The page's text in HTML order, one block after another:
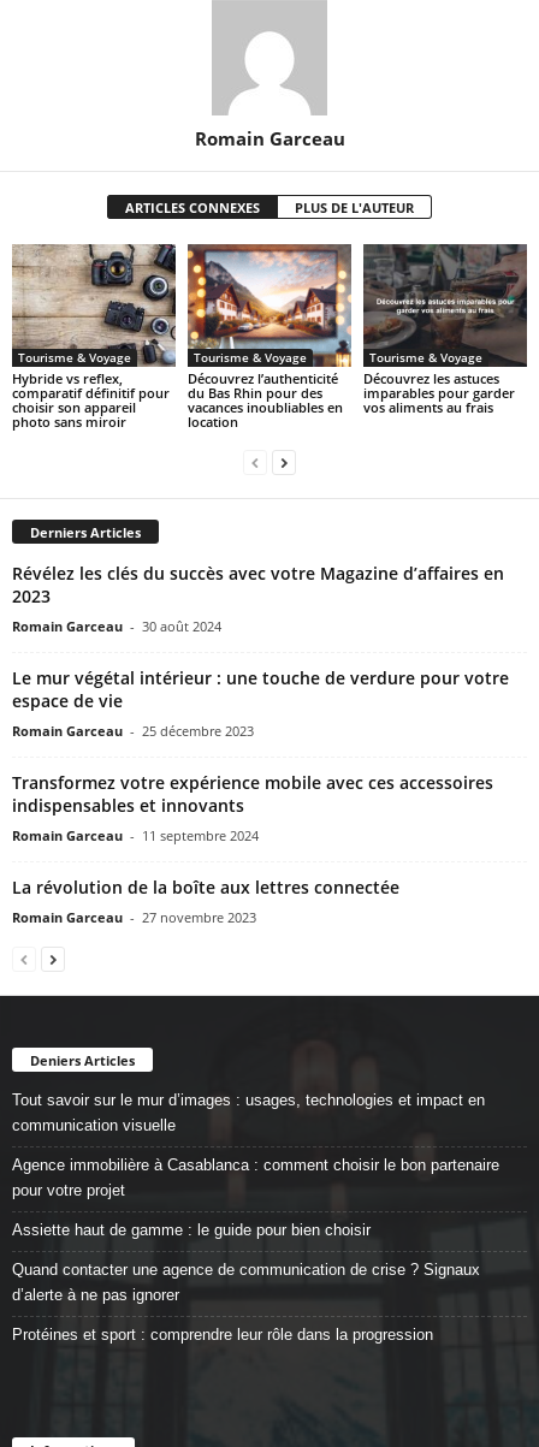
Romain Garceau
ARTICLES CONNEXES PLUS DE L'AUTEUR
Tourisme & Voyage
Hybride vs reflex,
comparatif définitif pour
choisir son appareil
photo sans miroir
Tourisme & Voyage
Découvrez l’authenticité
du Bas Rhin pour des
vacances inoubliables en
location
Tourisme & Voyage
Découvrez les astuces
imparables pour garder
vos aliments au frais
Derniers Articles
Révélez les clés du succès avec votre Magazine d’affaires en
2023
Romain Garceau - 30 août 2024
Le mur végétal intérieur : une touche de verdure pour votre
espace de vie
Romain Garceau - 25 décembre 2023
Transformez votre expérience mobile avec ces accessoires
indispensables et innovants
Romain Garceau - 11 septembre 2024
La révolution de la boîte aux lettres connectée
Romain Garceau - 27 novembre 2023
Deniers Articles
Tout savoir sur le mur d’images : usages, technologies et impact en
communication visuelle
Agence immobilière à Casablanca : comment choisir le bon partenaire
pour votre projet
Assiette haut de gamme : le guide pour bien choisir
Quand contacter une agence de communication de crise ? Signaux
d’alerte à ne pas ignorer
Protéines et sport : comprendre leur rôle dans la progression